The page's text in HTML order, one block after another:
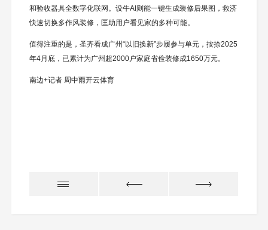
和验收器具全数字化联网。设牛AI则能一键生成装修后果图，救济
快速切换多作风装修，匡助用户看见家的多种可能。
值得注重的是，圣齐看成广州“以旧换新”步履参与单元，按捺2025
年4月底，已累计为广州超2000户家庭省俭装修成1650万元。
南边+记者 周中雨开云体育